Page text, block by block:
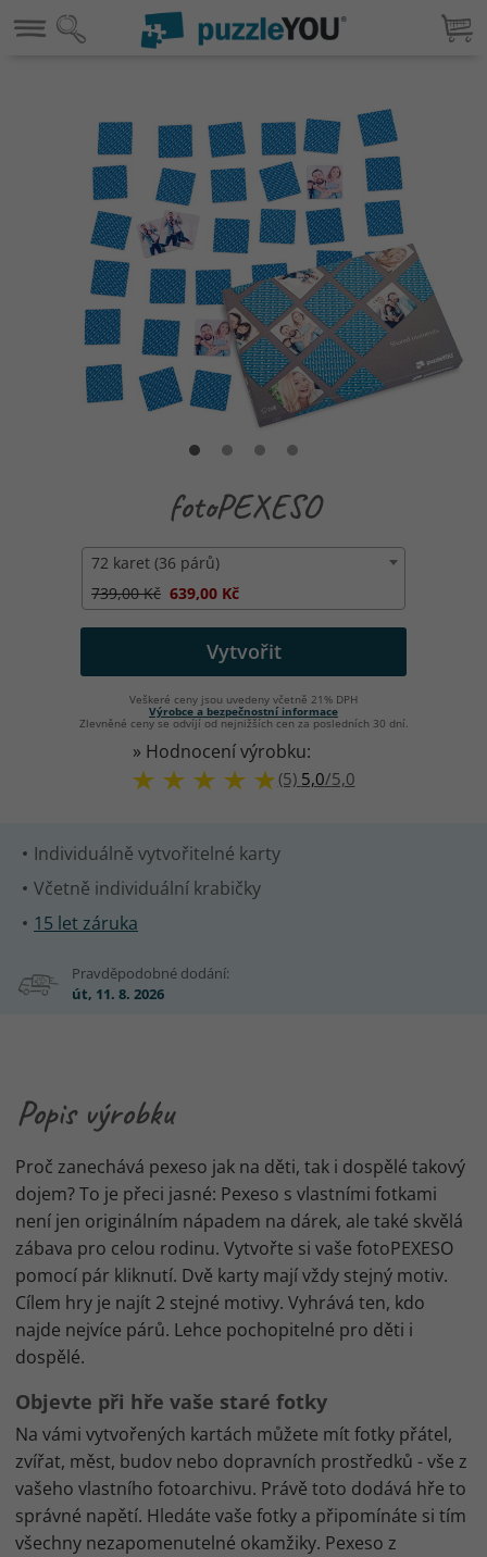
fotoPEXESO
» Hodnocení výrobku:
(5) 5,0/5,0
Individuálně vytvořitelné karty
Včetně individuální krabičky
15 let záruka
Pravděpodobné dodání:
út, 11. 8. 2026
72 karet (36 párů)
739,00 Kč 639,00 Kč
Vytvořit
Veškeré ceny jsou uvedeny včetně 21% DPH
Výrobce a bezpečnostní informace
Zlevněné ceny se odvíjí od nejnižších cen za posledních 30 dní.
Popis výrobku
Proč zanechává pexeso jak na děti, tak i dospělé takový
dojem? To je přeci jasné: Pexeso s vlastními fotkami
není jen originálním nápadem na dárek, ale také skvělá
zábava pro celou rodinu. Vytvořte si vaše fotoPEXESO
pomocí pár kliknutí. Dvě karty mají vždy stejný motiv.
Cílem hry je najít 2 stejné motivy. Vyhrává ten, kdo
najde nejvíce párů. Lehce pochopitelné pro děti i
dospělé.
Objevte při hře vaše staré fotky
Na vámi vytvořených kartách můžete mít fotky přátel,
zvířat, měst, budov nebo dopravních prostředků - vše z
vašeho vlastního fotoarchivu. Právě toto dodává hře to
správné napětí. Hledáte vaše fotky a připomínáte si tím
všechny nezapomenutelné okamžiky. Pexeso z